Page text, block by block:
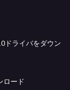
ドライバをダウン
ロード